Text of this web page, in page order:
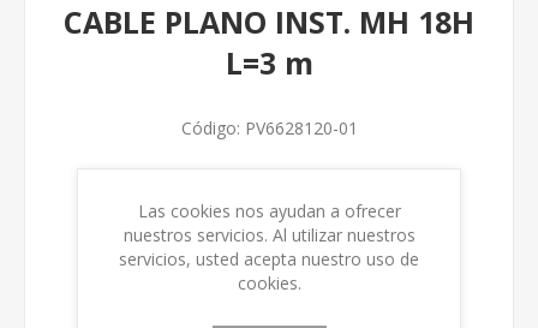
CABLE PLANO INST. MH 18H
L=3 m
Código: PV6628120-01
Las cookies nos ayudan a ofrecer
nuestros servicios. Al utilizar nuestros
servicios, usted acepta nuestro uso de
cookies.